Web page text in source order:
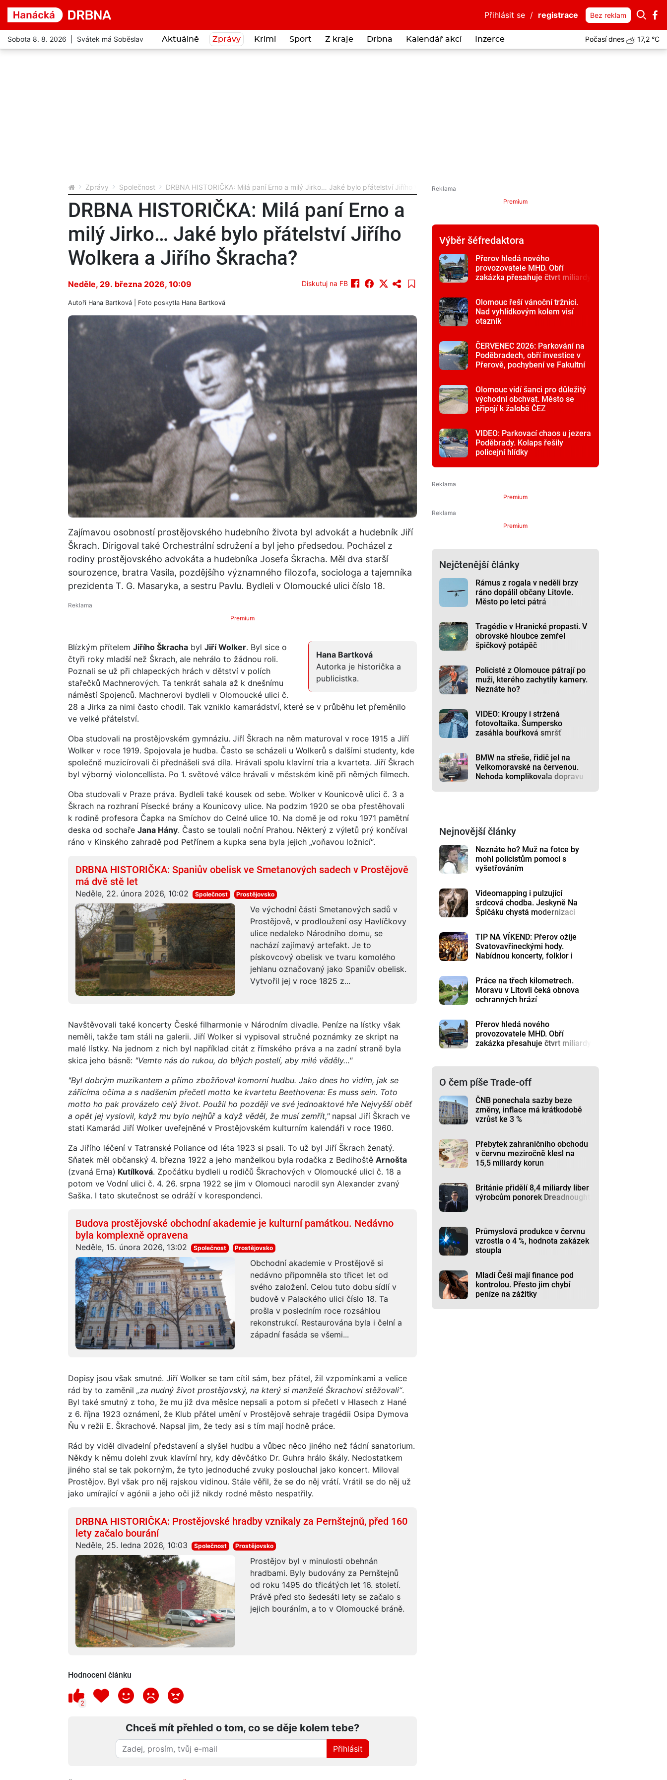
Přihlásit se / registrace Bez reklam
Sobota 8. 8. 2026 | Svátek má Soběslav Aktuálně Zprávy Krimi Sport Z kraje Drbna Kalendář akcí Inzerce Počasí dnes 17,2 °C
Zprávy Společnost DRBNA HISTORIČKA: Milá paní Erno a milý Jirko… Jaké bylo přátelství Jiřího Wolkera a Jiřího Škracha?
DRBNA HISTORIČKA: Milá paní Erno a
milý Jirko… Jaké bylo přátelství Jiřího
Wolkera a Jiřího Škracha?
Neděle, 29. března 2026, 10:09 Diskutuj na FB
Autoři Hana Bartková | Foto poskytla Hana Bartková
Zajímavou osobností prostějovského hudebního života byl advokát a hudebník Jiří
Škrach. Dirigoval také Orchestrální sdružení a byl jeho předsedou. Pocházel z
rodiny prostějovského advokáta a hudebníka Josefa Škracha. Měl dva starší
sourozence, bratra Vasila, pozdějšího významného filozofa, sociologa a tajemníka
prezidenta T. G. Masaryka, a sestru Pavlu. Bydleli v Olomoucké ulici číslo 18.
Premium
Hana Bartková
Autorka je historička a
publicistka.
Blízkým přítelem Jiřího Škracha byl Jiří Wolker. Byl sice o
čtyři roky mladší než Škrach, ale nehrálo to žádnou roli.
Poznali se už při chlapeckých hrách v dětství v polích
stařečků Machnerových. Ta tenkrát sahala až k dnešnímu
náměstí Spojenců. Machnerovi bydleli v Olomoucké ulici č.
28 a Jirka za nimi často chodil. Tak vzniklo kamarádství, které se v průběhu let přeměnilo
ve velké přátelství.
Oba studovali na prostějovském gymnáziu. Jiří Škrach na něm maturoval v roce 1915 a Jiří
Wolker v roce 1919. Spojovala je hudba. Často se scházeli u Wolkerů s dalšími studenty, kde
společně muzicírovali či přednášeli svá díla. Hrávali spolu klavírní tria a kvarteta. Jiří Škrach
byl výborný violoncellista. Po 1. světové válce hrávali v městském kině při němých filmech.
Oba studovali v Praze práva. Bydleli také kousek od sebe. Wolker v Kounicově ulici č. 3 a
Škrach na rozhraní Písecké brány a Kounicovy ulice. Na podzim 1920 se oba přestěhovali
k rodině profesora Čapka na Smíchov do Celné ulice 10. Na domě je od roku 1971 pamětní
deska od sochaře Jana Hány. Často se toulali noční Prahou. Některý z výletů prý končíval
ráno v Kinského zahradě pod Petřínem a kupka sena byla jejich „voňavou ložnicí“.
DRBNA HISTORIČKA: Spaniův obelisk ve Smetanových sadech v Prostějově
má dvě stě let
Neděle, 22. února 2026, 10:02 Společnost Prostějovsko
Ve východní části Smetanových sadů v
Prostějově, v prodloužení osy Havlíčkovy
ulice nedaleko Národního domu, se
nachází zajímavý artefakt. Je to
pískovcový obelisk ve tvaru komolého
jehlanu označovaný jako Spaniův obelisk.
Vytvořil jej v roce 1825 z...
Navštěvovali také koncerty České filharmonie v Národním divadle. Peníze na lístky však
neměli, takže tam stáli na galerii. Jiří Wolker si vypisoval stručné poznámky ze skript na
malé lístky. Na jednom z nich byl například citát z římského práva a na zadní straně byla
skica jeho básně: "Vemte nás do rukou, do bílých postelí, aby milé věděly…"
"Byl dobrým muzikantem a přímo zbožňoval komorní hudbu. Jako dnes ho vidím, jak se
zářícíma očima a s nadšením přečetl motto ke kvartetu Beethovena: Es muss sein. Toto
motto ho pak provázelo celý život. Použil ho později ve své jednoaktové hře Nejvyšší oběť
a opět jej vyslovil, když mu bylo nejhůř a když věděl, že musí zemřít,"napsal Jiří Škrach ve
stati Kamarád Jiří Wolker uveřejněné v Prostějovském kulturním kalendáři v roce 1960.
Za Jiřího léčení v Tatranské Poliance od léta 1923 si psali. To už byl Jiří Škrach ženatý.
Sňatek měl občanský 4. března 1922 a jeho manželkou byla rodačka z Bedihoště Arnošta
(zvaná Erna) Kutílková. Zpočátku bydleli u rodičů Škrachových v Olomoucké ulici č. 18 a
potom ve Vodní ulici č. 4. 26. srpna 1922 se jim v Olomouci narodil syn Alexander zvaný
Saška. I tato skutečnost se odráží v korespondenci.
Budova prostějovské obchodní akademie je kulturní památkou. Nedávno
byla komplexně opravena
Neděle, 15. února 2026, 13:02 Společnost Prostějovsko
Obchodní akademie v Prostějově si
nedávno připomněla sto třicet let od
svého založení. Celou tuto dobu sídlí v
budově v Palackého ulici číslo 18. Ta
prošla v posledním roce rozsáhlou
rekonstrukcí. Restaurována byla i čelní a
západní fasáda se všemi...
Dopisy jsou však smutné. Jiří Wolker se tam cítil sám, bez přátel, žil vzpomínkami a velice
rád by to zaměnil „za nudný život prostějovský, na který si manželé Škrachovi stěžovali“.
Byl také smutný z toho, že mu již dva měsíce nepsali a potom si přečetl v Hlasech z Hané
z 6. října 1923 oznámení, že Klub přátel umění v Prostějově sehraje tragédii Osipa Dymova
Ňu v režii E. Škrachové. Napsal jim, že tedy asi s tím mají hodně práce.
Rád by viděl divadelní představení a slyšel hudbu a vůbec něco jiného než fádní sanatorium.
Někdy k němu dolehl zvuk klavírní hry, kdy děvčátko Dr. Guhra hrálo škály. Nedostatkem
jiného stal se tak pokorným, že tyto jednoduché zvuky poslouchal jako koncert. Miloval
Prostějov. Byl však pro něj rajskou vidinou. Stále věřil, že se do něj vrátí. Vrátil se do něj už
jako umírající v agónii a jeho oči již nikdy rodné město nespatřily.
DRBNA HISTORIČKA: Prostějovské hradby vznikaly za Pernštejnů, před 160
lety začalo bourání
Neděle, 25. ledna 2026, 10:03 Společnost Prostějovsko
Prostějov byl v minulosti obehnán
hradbami. Byly budovány za Pernštejnů
od roku 1495 do třicátých let 16. století.
Právě před sto šedesáti lety se začalo s
jejich bouráním, a to v Olomoucké bráně.
Hodnocení článku
2
Chceš mít přehled o tom, co se děje kolem tebe?
Přihlásit
Premium
Výběr šéfredaktora
Přerov hledá nového
provozovatele MHD. Obří
zakázka přesahuje čtvrt miliardy
Olomouc řeší vánoční tržnici.
Nad vyhlídkovým kolem visí
otazník
ČERVENEC 2026: Parkování na
Poděbradech, obří investice v
Přerově, pochybení ve Fakultní
Olomouc vidí šanci pro důležitý
východní obchvat. Město se
připojí k žalobě ČEZ
VIDEO: Parkovací chaos u jezera
Poděbrady. Kolaps řešily
policejní hlídky
Premium
Premium
Nejčtenější články
Rámus z rogala v neděli brzy
ráno dopálil občany Litovle.
Město po letci pátrá
Tragédie v Hranické propasti. V
obrovské hloubce zemřel
špičkový potápěč
Policisté z Olomouce pátrají po
muži, kterého zachytily kamery.
Neznáte ho?
VIDEO: Kroupy i stržená
fotovoltaika. Šumpersko
zasáhla bouřková smršť
BMW na střeše, řidič jel na
Velkomoravské na červenou.
Nehoda komplikovala dopravu
Nejnovější články
Neznáte ho? Muž na fotce by
mohl policistům pomoci s
vyšetřováním
Videomapping i pulzující
srdcová chodba. Jeskyně Na
Špičáku chystá modernizaci
TIP NA VÍKEND: Přerov ožije
Svatovavřineckými hody.
Nabídnou koncerty, folklor i
Práce na třech kilometrech.
Moravu v Litovli čeká obnova
ochranných hrází
Přerov hledá nového
provozovatele MHD. Obří
zakázka přesahuje čtvrt miliardy
O čem píše Trade-off
ČNB ponechala sazby beze
změny, inflace má krátkodobě
vzrůst ke 3 %
Přebytek zahraničního obchodu
v červnu meziročně klesl na
15,5 miliardy korun
Británie přidělí 8,4 miliardy liber
výrobcům ponorek Dreadnought
Průmyslová produkce v červnu
vzrostla o 4 %, hodnota zakázek
stoupla
Mladí Češi mají finance pod
kontrolou. Přesto jim chybí
peníze na zážitky